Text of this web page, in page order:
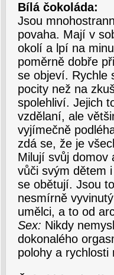
Bílá čokoláda:
Jsou
povaha. Mají v
okolí a lpí na
poměrně dobře
se objeví. Rychle
pocity než na
spolehliví. Jejich
vzdělaní, ale
vyjímečně
zdá se, že je
Milují svůj domov
vůči svým dětem
se obětují. Jsou
nesmírně
umělci, a to od
Sex: Nikdy
dokonalého
polohy a